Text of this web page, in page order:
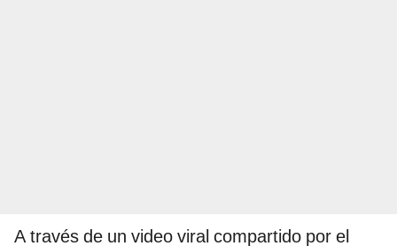
A través de un video viral compartido por el